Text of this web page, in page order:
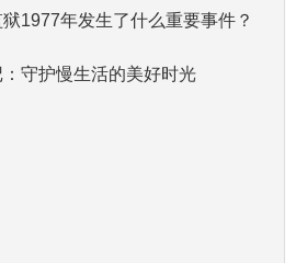
1977年发生了什么重要事件？
守护慢生活的美好时光